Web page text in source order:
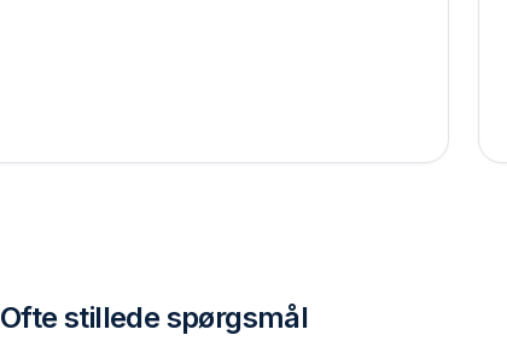
Ofte stillede spørgsmål